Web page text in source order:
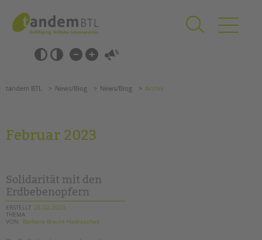
springen
Barrierefrei-
Einstellungen
überspringen
überspringen
Förderzentren
Kollegs
EFöB
Schulbezogene Sozialarbeit
tandem BTL News/Blog News/Blog Archiv
Februar 2023
Solidarität mit den
Erdbebenopfern
ERSTELLT 28.02.2023
THEMA
VON
Barbara Brecht-Hadraschek